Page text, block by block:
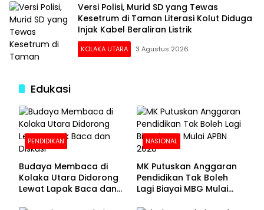
Versi Polisi, Murid SD yang Tewas
Kesetrum di Taman Literasi Kolut Diduga
Injak Kabel Beraliran Listrik
KOLAKA UTARA 3 Agustus 2026
Edukasi
PENDIDIKAN
Budaya Membaca di
Kolaka Utara Didorong
Lewat Lapak Baca dan
NASIONAL
MK Putuskan Anggaran
Pendidikan Tak Boleh
Lagi Biayai MBG Mulai